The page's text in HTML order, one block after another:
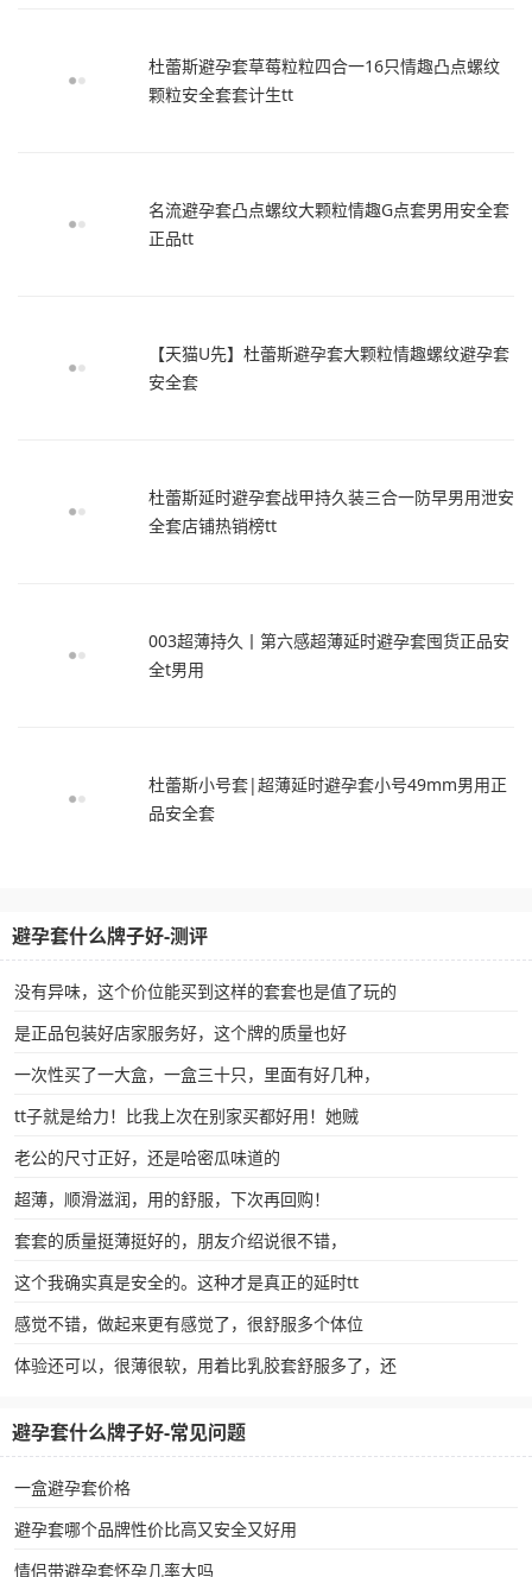
杜蕾斯避孕套草莓粒粒四合一16只情趣凸点螺纹
颗粒安全套套计生tt
名流避孕套凸点螺纹大颗粒情趣G点套男用安全套
正品tt
【天猫U先】杜蕾斯避孕套大颗粒情趣螺纹避孕套
安全套
杜蕾斯延时避孕套战甲持久装三合一防早男用泄安
全套店铺热销榜tt
003超薄持久丨第六感超薄延时避孕套囤货正品安
全t男用
杜蕾斯小号套|超薄延时避孕套小号49mm男用正
品安全套
避孕套什么牌子好-测评
没有异味，这个价位能买到这样的套套也是值了玩的
是正品包装好店家服务好，这个牌的质量也好
一次性买了一大盒，一盒三十只，里面有好几种，
tt子就是给力！比我上次在别家买都好用！她贼
老公的尺寸正好，还是哈密瓜味道的
超薄，顺滑滋润，用的舒服，下次再回购！
套套的质量挺薄挺好的，朋友介绍说很不错，
这个我确实真是安全的。这种才是真正的延时tt
感觉不错，做起来更有感觉了，很舒服多个体位
体验还可以，很薄很软，用着比乳胶套舒服多了，还
避孕套什么牌子好-常见问题
一盒避孕套价格
避孕套哪个品牌性价比高又安全又好用
情侣带避孕套怀孕几率大吗